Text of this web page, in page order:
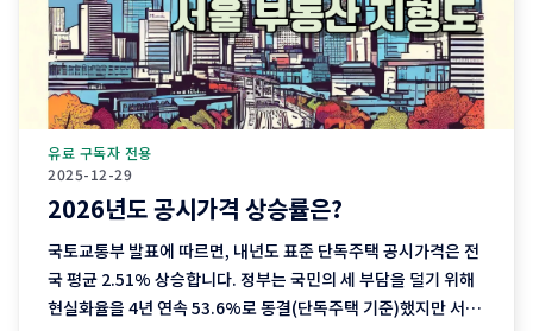
2025-12-29
유료 구독자 전용
2026년도 공시가격 상승률은?
국토교통부 발표에 따르면, 내년도 표준 단독주택 공시가격은 전
국 평균 2.51% 상승합니다. 정부는 국민의 세 부담을 덜기 위해
현실화율을 4년 연속 53.6%로 동결(단독주택 기준)했지만 서울